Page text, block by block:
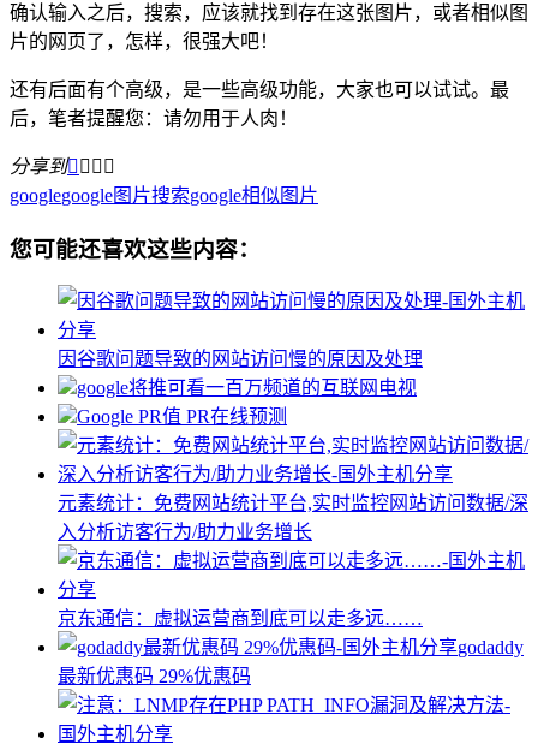
确认输入之后，搜索，应该就找到存在这张图片，或者相似图
片的网页了，怎样，很强大吧！
还有后面有个高级，是一些高级功能，大家也可以试试。最
后，笔者提醒您：请勿用于人肉！
分享到   
googlegoogle图片搜索google相似图片
您可能还喜欢这些内容：
因谷歌问题导致的网站访问慢的原因及处理
google将推可看一百万频道的互联网电视
Google PR值 PR在线预测
元素统计：免费网站统计平台,实时监控网站访问数据/深
入分析访客行为/助力业务增长
京东通信：虚拟运营商到底可以走多远……
godaddy
最新优惠码 29%优惠码